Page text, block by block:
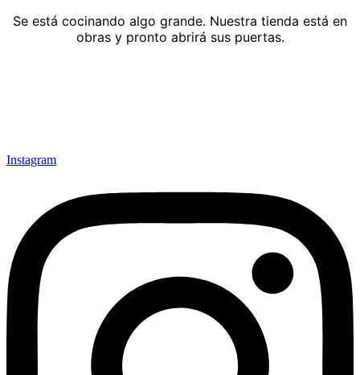
Se está cocinando algo grande. Nuestra tienda está en
obras y pronto abrirá sus puertas.
Instagram